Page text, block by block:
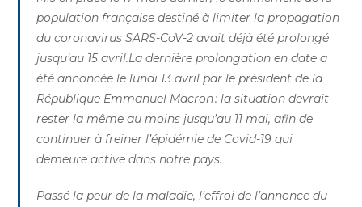
population française destiné à limiter la propagation
du coronavirus SARS-CoV-2 avait déjà été prolongé
jusqu’au 15 avril.La dernière prolongation en date a
été annoncée le lundi 13 avril par le président de la
République Emmanuel Macron : la situation devrait
rester la même au moins jusqu’au 11 mai, afin de
continuer à freiner l’épidémie de Covid-19 qui
demeure active dans notre pays.
Passé la peur de la maladie, l’effroi de l’annonce du